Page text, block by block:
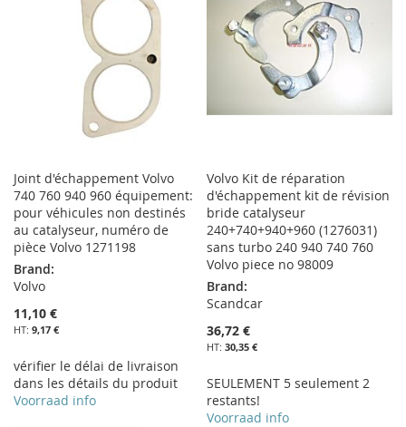
Joint d'échappement Volvo
740 760 940 960 équipement:
pour véhicules non destinés
au catalyseur, numéro de
pièce Volvo 1271198
Brand:
Volvo
11,10 €
9,17 €
vérifier le délai de livraison
dans les détails du produit
Voorraad info
Volvo Kit de réparation
d'échappement kit de révision
bride catalyseur
240+740+940+960 (1276031)
sans turbo 240 940 740 760
Volvo piece no 98009
Brand:
Scandcar
36,72 €
30,35 €
SEULEMENT 5 seulement 2
restants!
Voorraad info